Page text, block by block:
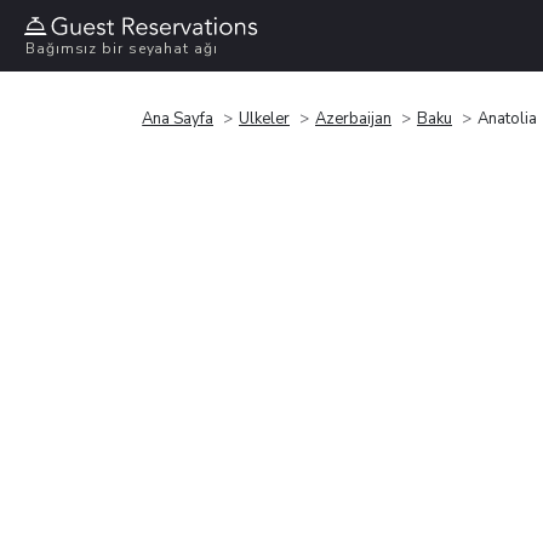
Bağımsız bir seyahat ağı
Ana Sayfa Ülkeler Azerbaijan Baku Anatolia